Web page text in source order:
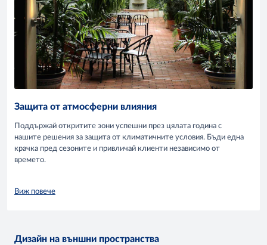
Защита от атмосферни влияния
Поддържай откритите зони успешни през цялата година с
нашите решения за защита от климатичните условия. Бъди една
крачка пред сезоните и привличай клиенти независимо от
времето.
Виж повече
Дизайн на външни пространства